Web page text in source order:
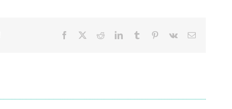
Facebook RedditLinkedInTumblr Pinterest
Vk Email: